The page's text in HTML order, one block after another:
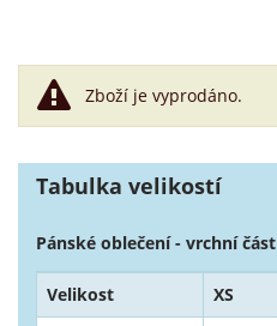
Zboží je vyprodáno.
Tabulka velikostí
Pánské oblečení - vrchní část
Velikost XS